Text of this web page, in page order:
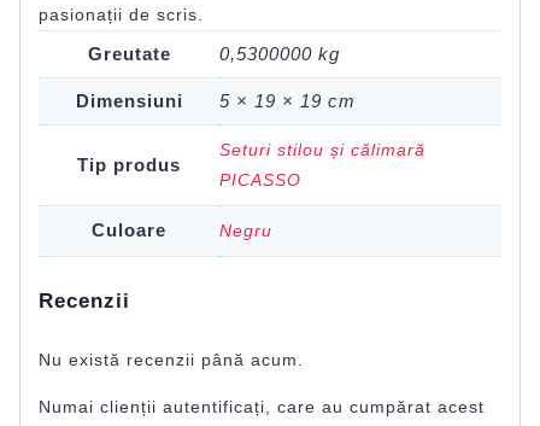
pasionații de scris.
Greutate 0,5300000 kg
Dimensiuni 5 × 19 × 19 cm
Tip produs
Seturi stilou și călimară
PICASSO
Culoare Negru
Recenzii
Nu există recenzii până acum.
Numai clienții autentificați, care au cumpărat acest